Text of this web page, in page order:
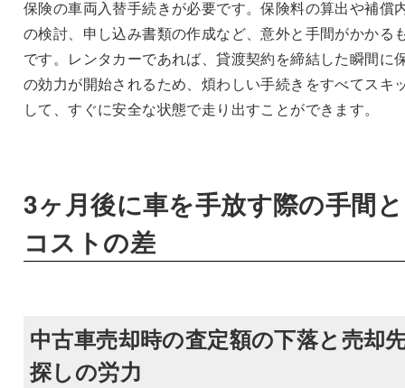
保険の車両入替手続きが必要です。保険料の算出や補償
の検討、申し込み書類の作成など、意外と手間がかかる
です。レンタカーであれば、貸渡契約を締結した瞬間に
の効力が開始されるため、煩わしい手続きをすべてスキ
して、すぐに安全な状態で走り出すことができます。
3ヶ月後に車を手放す際の手間と
コストの差
中古車売却時の査定額の下落と売却
探しの労力